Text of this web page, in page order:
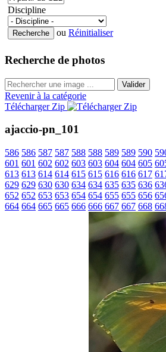
Discipline
ou Réinitialiser
Recherche de photos
Valider
Revenir à la catégorie
Télécharger Zip
ajaccio-pn_101
586 586 587 587 588 588 589 589 590
601 601 602 602 603 603 604 604 605
613 613 614 614 615 615 616 616 617
629 629 630 630 634 634 635 635 636
652 652 653 653 654 654 655 655 656
664 664 665 665 666 666 667 667 668